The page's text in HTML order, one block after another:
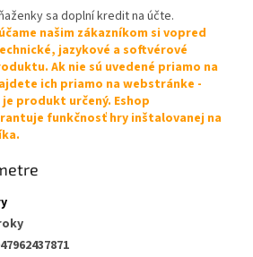
sa doplní kredit na účte.
našim zákazníkom si vopred
jazykové a softvérové
Ak nie sú uvedené priamo na
ich priamo na webstránke -
produkt určený. Eshop
funkčnosť hry inštalovanej na